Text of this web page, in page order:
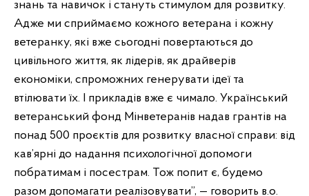
знань та навичок і стануть стимулом для розвитку.
Адже ми сприймаємо кожного ветерана і кожну
ветеранку, які вже сьогодні повертаються до
цивільного життя, як лідерів, як драйверів
економіки, спроможних генерувати ідеї та
втілювати їх. І прикладів вже є чимало. Український
ветеранський фонд Мінветеранів надав грантів на
понад 500 проєктів для розвитку власної справи: від
кав’ярні до надання психологічної допомоги
побратимам і посестрам. Тож попит є, будемо
разом допомагати реалізовувати”, — говорить в.о.